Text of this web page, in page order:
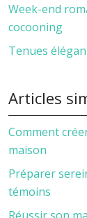
Week-end
cocooning
Tenues
Articles
Comment
maison
Préparer
témoins
Réussir son